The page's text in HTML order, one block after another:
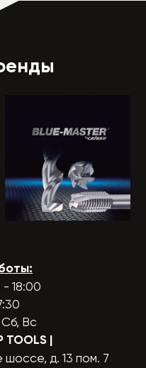
18:00
Вс
TOOLS |
д. 13 пом. 7